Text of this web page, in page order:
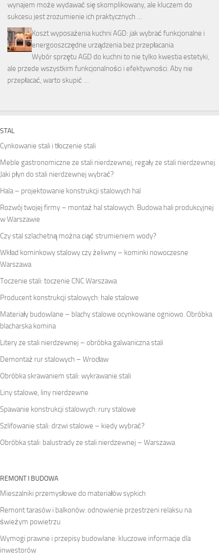
wynajem może wydawać się skomplikowany, ale kluczem do
sukcesu jest zrozumienie ich praktycznych …
Koszt wyposażenia kuchni AGD: jak wybrać funkcjonalne i
energooszczędne urządzenia bez przepłacania
Wybór sprzętu AGD do kuchni to nie tylko kwestia estetyki,
ale przede wszystkim funkcjonalności i efektywności. Aby nie
przepłacać, warto skupić …
STAL
Cynkowanie stali i tłoczenie stali
Meble gastronomiczne ze stali nierdzewnej, regały ze stali nierdzewnej.
Jaki płyn do stali nierdzewnej wybrać?
Hala – projektowanie konstrukcji stalowych hal
Rozwój twojej firmy – montaż hal stalowych. Budowa hali produkcyjnej
w Warszawie
Czy stal szlachetną można ciąć strumieniem wody?
Wkład kominkowy stalowy czy żeliwny – kominki nowoczesne
Warszawa
Toczenie stali: toczenie CNC Warszawa
Producent konstrukcji stalowych: hale stalowe
Materiały budowlane – blachy stalowe ocynkowane ogniowo. Obróbka
blacharska komina
Litery ze stali nierdzewnej – obróbka galwaniczna stali
Demontaż rur stalowych – Wrocław
Obróbka skrawaniem stali: wykrawanie stali
Liny stalowe, liny nierdzewne
Spawanie konstrukcji stalowych: rury stalowe
Szlifowanie stali: drzwi stalowe – kiedy wybrać?
Obróbka stali: balustrady ze stali nierdzewnej – Warszawa
REMONT I BUDOWA
Mieszalniki przemysłowe do materiałów sypkich
Remont tarasów i balkonów: odnowienie przestrzeni relaksu na
świeżym powietrzu
Wymogi prawne i przepisy budowlane: kluczowe informacje dla
inwestorów